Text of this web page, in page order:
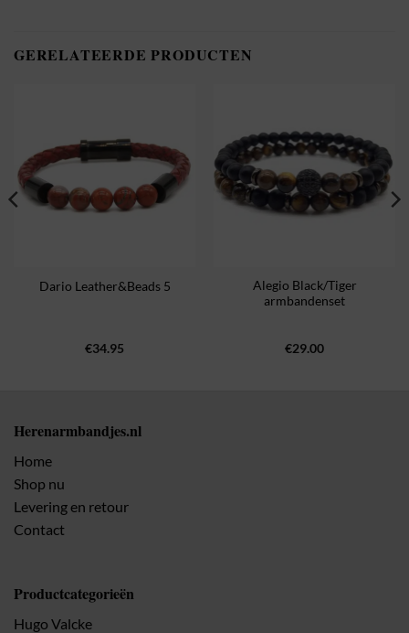
GERELATEERDE PRODUCTEN
Dario Leather&Beads 5
€34.95
Alegio Black/Tiger
armbandenset
€29.00
Herenarmbandjes.nl
Home
Shop nu
Levering en retour
Contact
Productcategorieën
Hugo Valcke